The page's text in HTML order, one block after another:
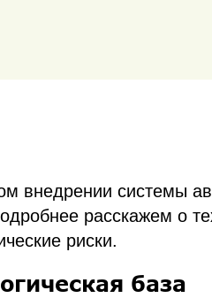
внедрении системы
расскажем о
риски.
база